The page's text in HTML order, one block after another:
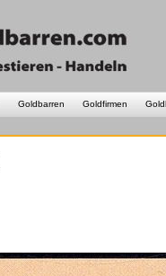
Goldbarren Goldfirmen